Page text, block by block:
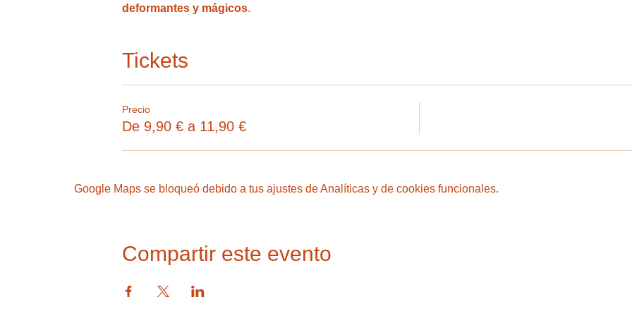
deformantes y mágicos.
Tickets
Precio
De 9,90 € a 11,90 €
Google Maps se bloqueó debido a tus ajustes de Analíticas y de cookies funcionales.
Compartir este evento